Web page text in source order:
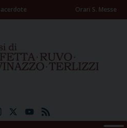
Orari S. Messe
InstagramYouTube